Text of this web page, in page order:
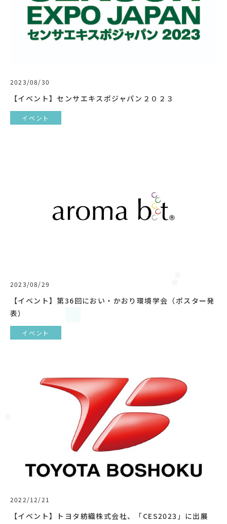
2023/08/30
【イベント】センサエキスポジャパン２０２３
イベント
2023/08/29
【イベント】第36回におい・かおり環境学会（ポスター発
表）
イベント
2022/12/21
【イベント】トヨタ紡織株式会社、「CES2023」に出展